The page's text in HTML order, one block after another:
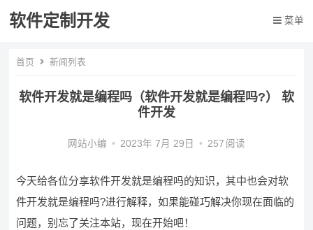
软件定制开发 菜单
首页 新闻列表
软件开发就是编程吗（软件开发就是编程吗?） 软
件开发
网站小编 • 2023年 7月 29日 • 257 阅读
今天给各位分享软件开发就是编程吗的知识，其中也会对软
件开发就是编程吗?进行解释，如果能碰巧解决你现在面临的
问题，别忘了关注本站，现在开始吧！